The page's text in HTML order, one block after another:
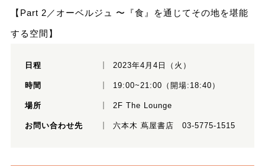
【Part 2／オーベルジュ 〜『食』を通じてその地を堪能
する空間】
日程 2023年4月4日（火）
時間 19:00~21:00（開場:18:40）
場所 2F The Lounge
お問い合わせ先 六本木 蔦屋書店 03-5775-1515